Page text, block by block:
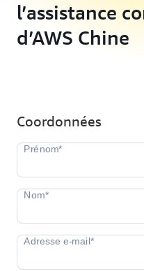
l’assistance
d’AWS Chine
Coordonnées